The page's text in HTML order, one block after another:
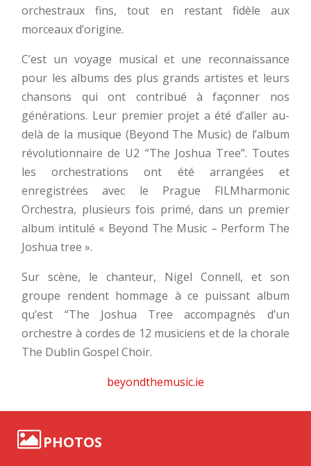
orchestraux fins, tout en restant fidèle aux
morceaux d’origine.
C’est un voyage musical et une reconnaissance
pour les albums des plus grands artistes et leurs
chansons qui ont contribué à façonner nos
générations. Leur premier projet a été d’aller au-
delà de la musique (Beyond The Music) de l’album
révolutionnaire de U2 “The Joshua Tree”. Toutes
les orchestrations ont été arrangées et
enregistrées avec le Prague FILMharmonic
Orchestra, plusieurs fois primé, dans un premier
album intitulé « Beyond The Music – Perform The
Joshua tree ».
Sur scène, le chanteur, Nigel Connell, et son
groupe rendent hommage à ce puissant album
qu’est “The Joshua Tree accompagnés d’un
orchestre à cordes de 12 musiciens et de la chorale
The Dublin Gospel Choir.
beyondthemusic.ie
PHOTOS